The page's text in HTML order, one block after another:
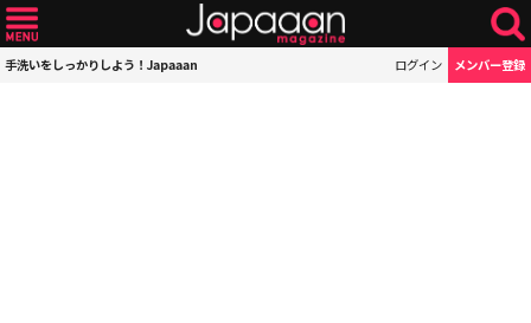
手洗いをしっかりしよう！Japaaan ログイン メンバー登録